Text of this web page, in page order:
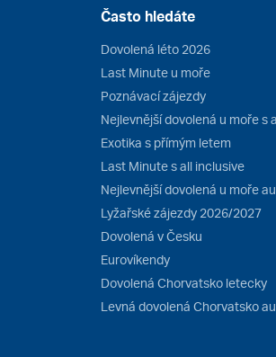
Často hledáte
Dovolená léto 2026
Last Minute u moře
Poznávací zájezdy
Nejlevnější dovolená u moře s
Exotika s přímým letem
Last Minute s all inclusive
Nejlevnější dovolená u moře
Lyžařské zájezdy 2026/2027
Dovolená v Česku
Eurovíkendy
Dovolená Chorvatsko letecky
Levná dovolená Chorvatsko